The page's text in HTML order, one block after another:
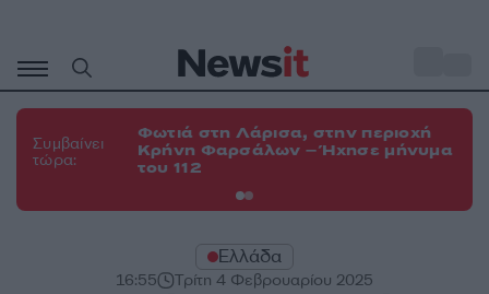
περιεχόμενο
Συμβαίνει
τώρα:
Φωτιά στη Λάρισα, στην περιοχή
Κρήνη Φαρσάλων – Ήχησε μήνυμα
του 112
Ελλάδα
16:55 Τρίτη 4 Φεβρουαρίου 2025